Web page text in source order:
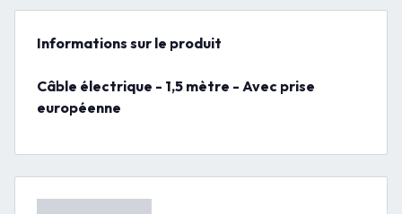
Informations sur le produit
Câble électrique - 1,5 mètre - Avec prise
européenne